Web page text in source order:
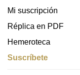
Mi suscripción
Réplica en PDF
Hemeroteca
Suscríbete